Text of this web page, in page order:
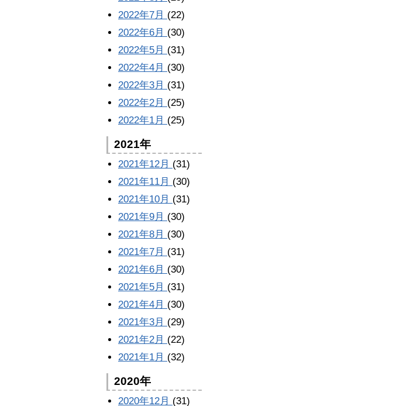
2022年7月 (22)
2022年6月 (30)
2022年5月 (31)
2022年4月 (30)
2022年3月 (31)
2022年2月 (25)
2022年1月 (25)
2021年
2021年12月 (31)
2021年11月 (30)
2021年10月 (31)
2021年9月 (30)
2021年8月 (30)
2021年7月 (31)
2021年6月 (30)
2021年5月 (31)
2021年4月 (30)
2021年3月 (29)
2021年2月 (22)
2021年1月 (32)
2020年
2020年12月 (31)